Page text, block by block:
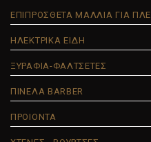
ΕΠΙΠΡΟΣΘΕΤΑ ΜΑΛΛΙΑ ΓΙΑ
ΗΛΕΚΤΡΙΚΑ ΕΙΔΗ
ΞΥΡΑΦΙΑ-ΦΑΛΤΣΕΤΕΣ
ΠΙΝΕΛΑ BARBER
ΠΡΟΙΟΝΤΑ